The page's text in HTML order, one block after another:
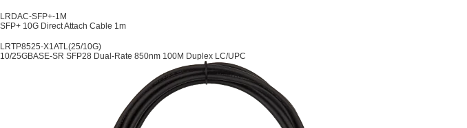
LRDAC-SFP+-1M
SFP+ 10G Direct Attach Cable 1m
LRTP8525-X1ATL(25/10G)
10/25GBASE-SR SFP28 Dual-Rate 850nm 100M Duplex LC/UPC